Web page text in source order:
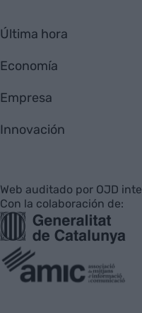
Última hora
Economía
Empresa
Innovación
Web auditado por OJD
Con la colaboración de: